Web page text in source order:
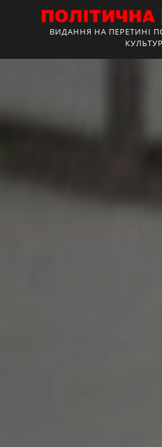
ВИДАННЯ НА ПЕРЕТИНІ